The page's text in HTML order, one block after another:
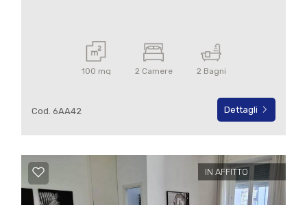
100 mq 2 Camere 2 Bagni
Cod. 6AA42 Dettagli
IN AFFITTO